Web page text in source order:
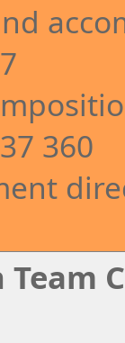
360
Team